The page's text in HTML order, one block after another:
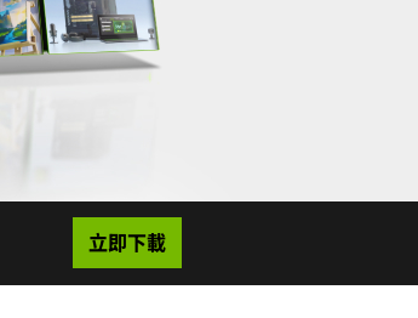
立即下載